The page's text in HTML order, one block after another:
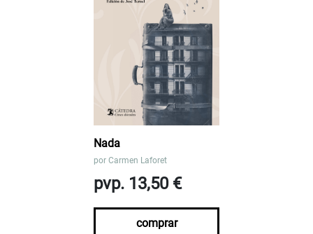
Nada
por Carmen Laforet
pvp. 13,50 €
comprar